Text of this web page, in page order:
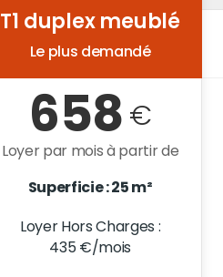
T1 duplex meublé
Le plus demandé
658 €
Loyer par mois à partir de
Superficie : 25 m²
Loyer Hors Charges :
435 €/mois